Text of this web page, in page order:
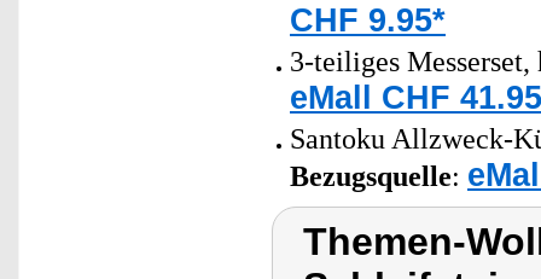
CHF 9.95*
3-teiliges
eMall CHF
Santoku Allzweck-
Bezugsquelle:
Themen-